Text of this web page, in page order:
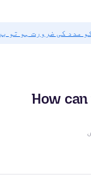
مدد کی ضرورت ہو تو
How